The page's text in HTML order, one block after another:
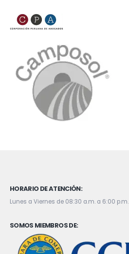
HORARIO DE ATENCIÓN:
Lunes a Viernes de 08:30 a.m. a 6:00 p.m.
SOMOS MIEMBROS DE: